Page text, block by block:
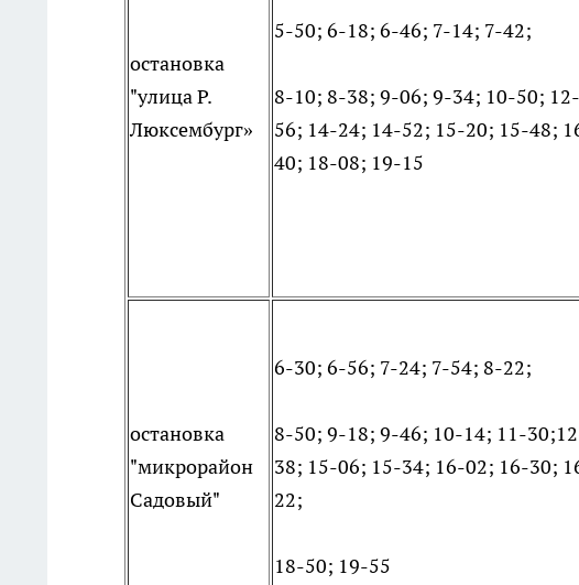
остановка
"улица Р.
Люксембург»
5-50; 6-18; 6-46; 7-14; 7-42;
8-10; 8-38; 9-06; 9-34; 10-50;
56; 14-24; 14-52; 15-20; 15-48;
40; 18-08; 19-15
остановка
"микрорайон
Садовый"
6-30; 6-56; 7-24; 7-54; 8-22;
8-50; 9-18; 9-46; 10-14; 11-
38; 15-06; 15-34; 16-02; 16-30;
22;
18-50; 19-55